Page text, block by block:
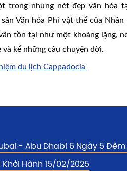
trong những nét đẹp văn hóa
Văn hóa Phi vật thể của
tồn tại như một khoảng lặng,
và kể những câu chuyện đời.
du lịch Cappadocia
- Abu Dhabi 6 Ngày 5
Khởi Hành 15/02/2025